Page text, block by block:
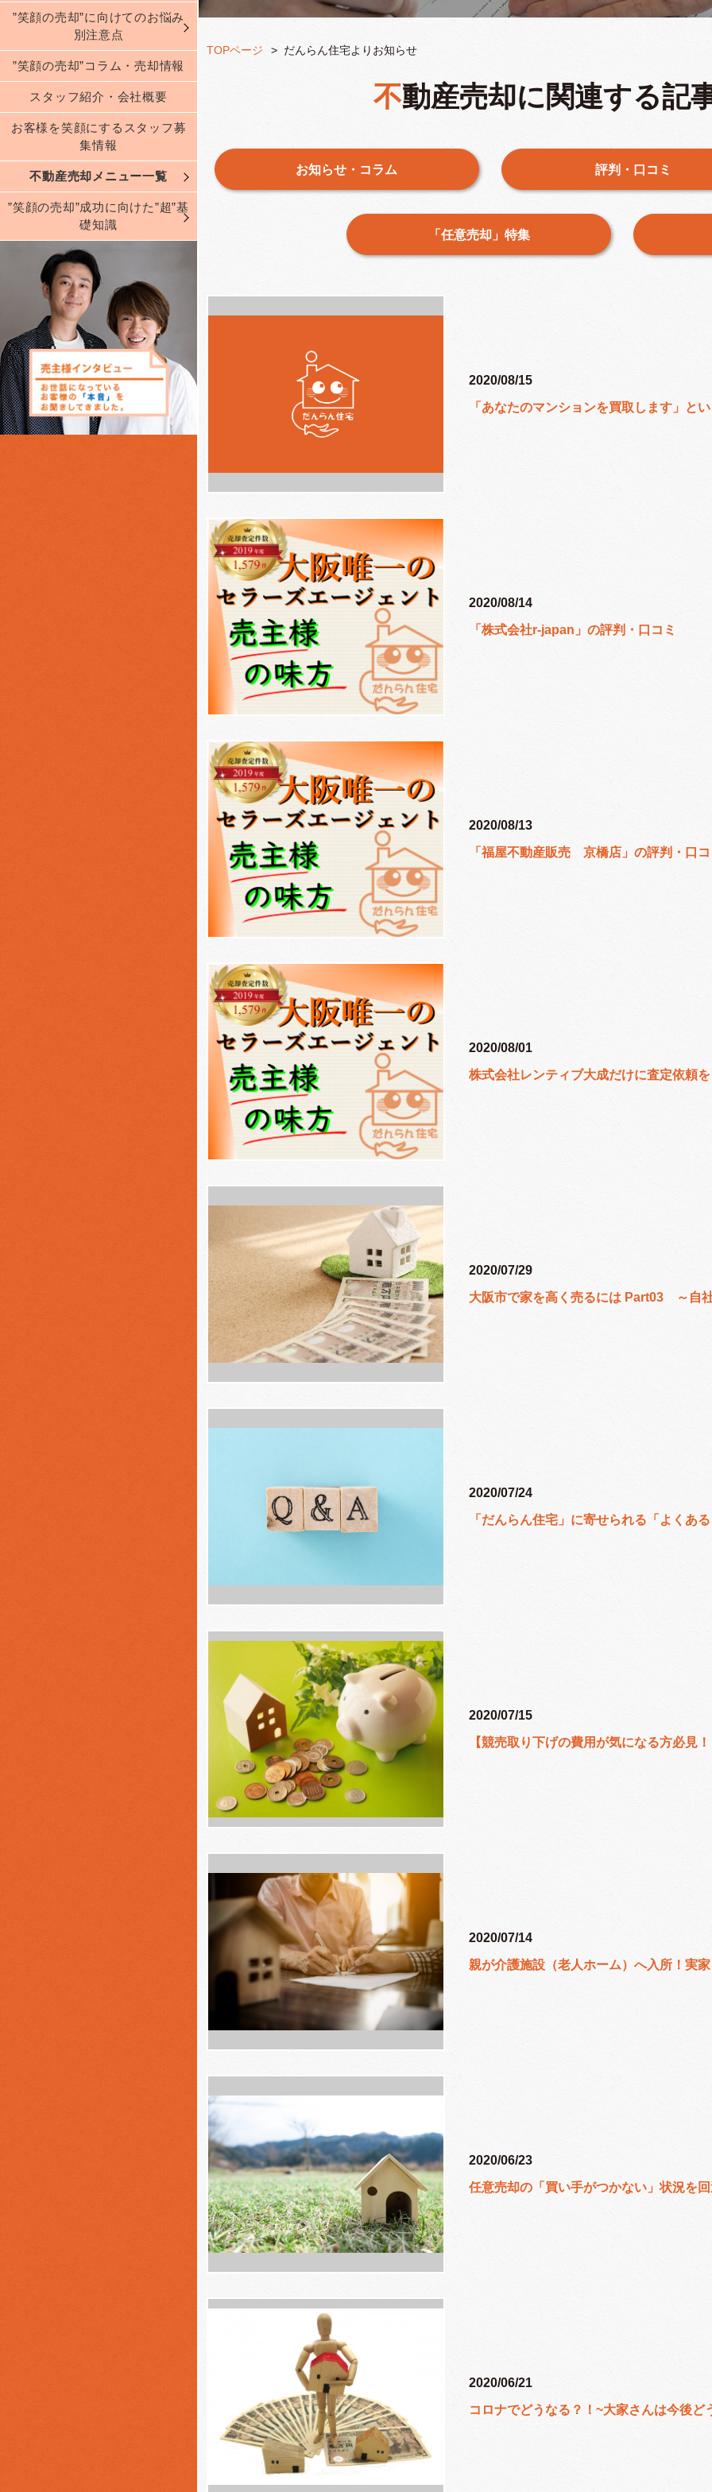
”笑顔の売却”に向けてのお悩み
別注意点
”笑顔の売却”コラム・売却情報
スタッフ紹介・会社概要
お客様を笑顔にするスタッフ募
集情報
不動産売却メニュー一覧
”笑顔の売却”成功に向けた”超”基
礎知識
TOPページ だんらん住宅よりお知らせ
不動産売却に関連する
お知らせ・コラム 評判・口コミ
「任意売却」特集
2020/08/15
「あなたのマンションを買取します」と
2020/08/14
「株式会社r-japan」の評判・口コミ
2020/08/13
「福屋不動産販売 京橋店」の評判・口
2020/08/01
株式会社レンティブ大成だけに査定依頼
2020/07/29
大阪市で家を高く売るには Part03 ～自
2020/07/24
「だんらん住宅」に寄せられる「よくあ
2020/07/15
2020/07/14
親が介護施設（老人ホーム）へ入所！実
2020/06/23
任意売却の「買い手がつかない」状況を
2020/06/21
コロナでどうなる？！~大家さんは今後ど